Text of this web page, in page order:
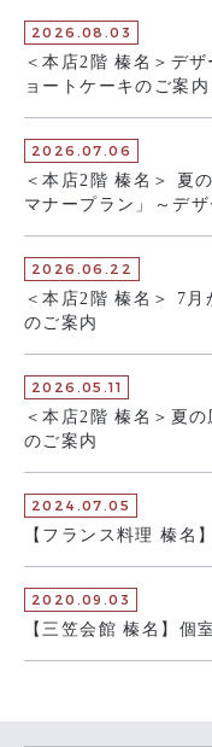
2026.08.03
＜本店2階 榛名＞デ
ョートケーキのご案内
2026.07.06
＜本店2階 榛名＞ 夏
マナープラン」～デ
2026.06.22
＜本店2階 榛名＞ 7月
のご案内
2026.05.11
＜本店2階 榛名＞夏
のご案内
2024.07.05
【フランス料理 榛名
2020.09.03
【三笠会館 榛名】個